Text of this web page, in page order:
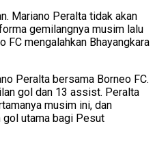
Mariano Peralta tidak akan
gemilangnya musim lalu
FC mengalahkan Bhayangkara
Peralta bersama Borneo FC.
gol dan 13 assist. Peralta
musim ini, dan
utama bagi Pesut